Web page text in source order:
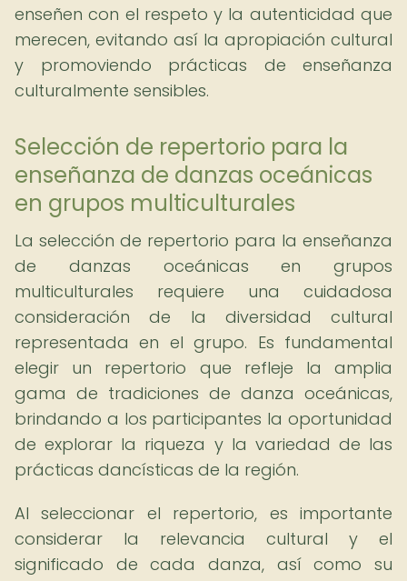
enseñen con el respeto y la autenticidad que
merecen, evitando así la apropiación cultural
y promoviendo prácticas de enseñanza
culturalmente sensibles.
Selección de repertorio para la
enseñanza de danzas oceánicas
en grupos multiculturales
La selección de repertorio para la enseñanza
de danzas oceánicas en grupos
multiculturales requiere una cuidadosa
consideración de la diversidad cultural
representada en el grupo. Es fundamental
elegir un repertorio que refleje la amplia
gama de tradiciones de danza oceánicas,
brindando a los participantes la oportunidad
de explorar la riqueza y la variedad de las
prácticas dancísticas de la región.
Al seleccionar el repertorio, es importante
considerar la relevancia cultural y el
significado de cada danza, así como su